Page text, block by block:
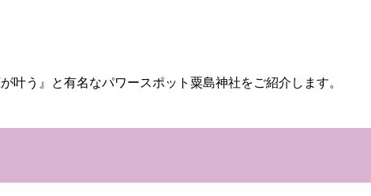
叶う』と有名なパワースポット粟島神社をご紹介します。